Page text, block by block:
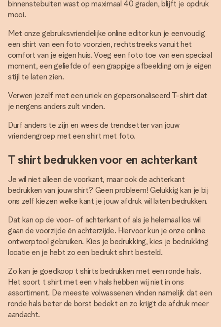
binnenstebuiten wast op maximaal 40 graden, blijft je opdruk
mooi.
Met onze gebruiksvriendelijke online editor kun je eenvoudig
een shirt van een foto voorzien, rechtstreeks vanuit het
comfort van je eigen huis. Voeg een foto toe van een speciaal
moment, een geliefde of een grappige afbeelding om je eigen
stijl te laten zien.
Verwen jezelf met een uniek en gepersonaliseerd T-shirt dat
je nergens anders zult vinden.
Durf anders te zijn en wees de trendsetter van jouw
vriendengroep met een shirt met foto.
T shirt bedrukken voor en achterkant
Je wil niet alleen de voorkant, maar ook de achterkant
bedrukken van jouw shirt? Geen probleem! Gelukkig kan je bij
ons zelf kiezen welke kant je jouw afdruk wil laten bedrukken.
Dat kan op de voor- of achterkant of als je helemaal los wil
gaan de voorzijde én achterzijde. Hiervoor kun je onze online
ontwerptool gebruiken. Kies je bedrukking, kies je bedrukking
locatie en je hebt zo een bedrukt shirt besteld.
Zo kan je goedkoop t shirts bedrukken met een ronde hals.
Het soort t shirt met een v hals hebben wij niet in ons
assortiment. De meeste volwassenen vinden namelijk dat een
ronde hals beter de borst bedekt en zo krijgt de afdruk meer
aandacht.